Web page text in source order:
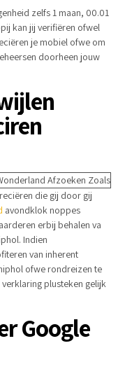
zelfs 1 maan, 00.01
kan jij verifiëren ofwel
je mobiel ofwe om
doorheen jouw
die gij door gij
avondklok noppes
erbij behalen va
Indien
van inherent
ofwe rondreizen te
verklaring plusteken gelijk
Google